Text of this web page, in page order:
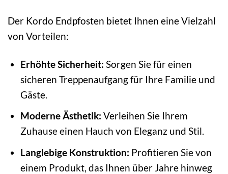
Der Kordo Endpfosten bietet Ihnen eine Vielzahl
von Vorteilen:
Erhöhte Sicherheit: Sorgen Sie für einen
sicheren Treppenaufgang für Ihre Familie und
Gäste.
Moderne Ästhetik: Verleihen Sie Ihrem
Zuhause einen Hauch von Eleganz und Stil.
Langlebige Konstruktion: Profitieren Sie von
einem Produkt, das Ihnen über Jahre hinweg